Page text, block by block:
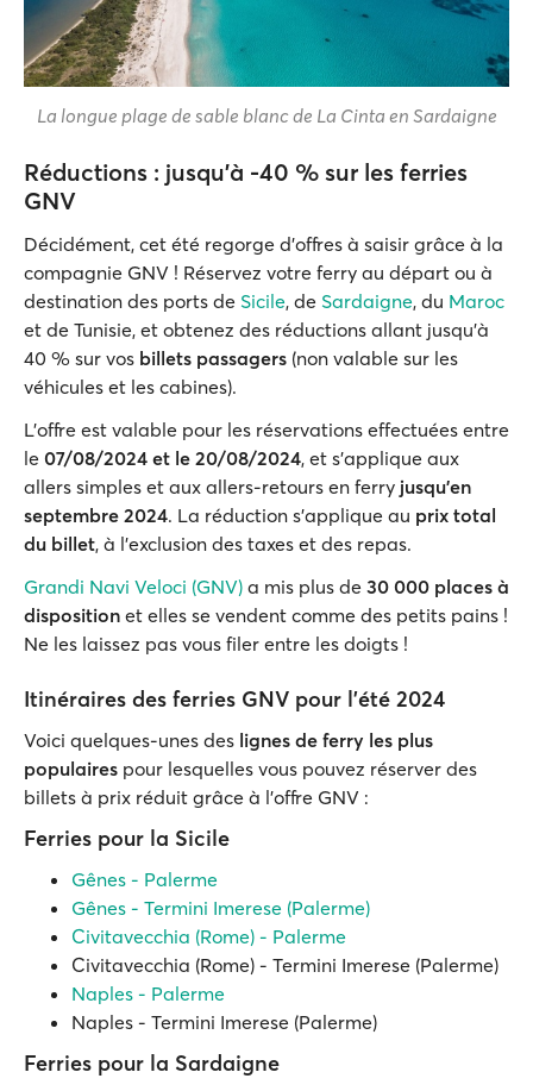
La longue plage de sable blanc de La Cinta en Sardaigne
Réductions : jusqu'à -40 % sur les ferries
GNV
Décidément, cet été regorge d'offres à saisir grâce à la
compagnie GNV ! Réservez votre ferry au départ ou à
destination des ports de Sicile, de Sardaigne, du Maroc
et de Tunisie, et obtenez des réductions allant jusqu'à
40 % sur vos billets passagers (non valable sur les
véhicules et les cabines).
L'offre est valable pour les réservations effectuées entre
le 07/08/2024 et le 20/08/2024, et s'applique aux
allers simples et aux allers-retours en ferry jusqu'en
septembre 2024. La réduction s'applique au prix total
du billet, à l'exclusion des taxes et des repas.
Grandi Navi Veloci (GNV) a mis plus de 30 000 places à
disposition et elles se vendent comme des petits pains !
Ne les laissez pas vous filer entre les doigts !
Itinéraires des ferries GNV pour l'été 2024
Voici quelques-unes des lignes de ferry les plus
populaires pour lesquelles vous pouvez réserver des
billets à prix réduit grâce à l'offre GNV :
Ferries pour la Sicile
Gênes - Palerme
Gênes - Termini Imerese (Palerme)
Civitavecchia (Rome) - Palerme
Civitavecchia (Rome) - Termini Imerese (Palerme)
Naples - Palerme
Naples - Termini Imerese (Palerme)
Ferries pour la Sardaigne